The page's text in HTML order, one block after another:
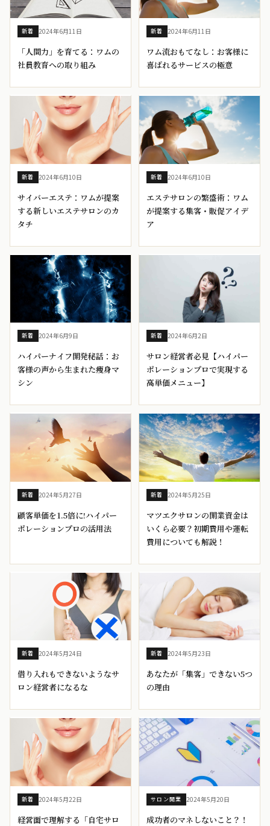
新着 2024年6月11日
「人間力」を育てる：ワムの
社員教育への取り組み
新着 2024年6月11日
ワム流おもてなし：お客様に
喜ばれるサービスの極意
新着 2024年6月10日
サイバーエステ：ワムが提案
する新しいエステサロンのカ
タチ
新着 2024年6月10日
エステサロンの繁盛術：ワム
が提案する集客・販促アイデ
ア
新着 2024年6月9日
ハイパーナイフ開発秘話：お
客様の声から生まれた痩身マ
シン
新着 2024年6月2日
サロン経営者必見【ハイパー
ポレーションプロで実現する
高単価メニュー】
新着 2024年5月27日
顧客単価を1.5倍に!ハイパー
ポレーションプロの活用法
新着 2024年5月25日
マツエクサロンの開業資金は
いくら必要？初期費用や運転
費用についても解説！
新着 2024年5月24日
借り入れもできないようなサ
ロン経営者になるな
新着 2024年5月23日
あなたが「集客」できない5つ
の理由
新着 2024年5月22日
経営面で理解する「自宅サロ
サロン開業 2024年5月20日
成功者のマネしないこと？！